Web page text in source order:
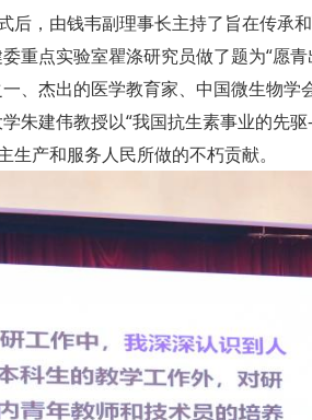
后，由钱韦副理事长主持了旨在传承
重点实验室瞿涤研究员做了题为“愿
、杰出的医学教育家、中国微生物学
朱建伟教授以“我国抗生素事业的先
产和服务人民所做的不朽贡献。